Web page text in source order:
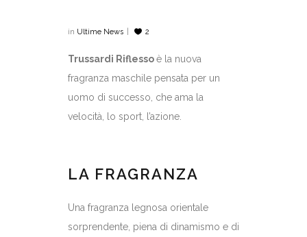
in Ultime News 2
Trussardi Riflessoè la nuova
fragranza maschile pensata per un
uomo di successo, che ama la
velocità, lo sport, l’azione.
LA FRAGRANZA
Una fragranza legnosa orientale
sorprendente, piena di dinamismo e di